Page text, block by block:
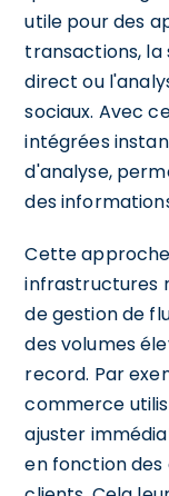
utile pour des
transactions,
direct ou
sociaux. Avec
intégrées
d'analyse,
des
Cette
infrastructures
de gestion de
des volumes
record. Par
commerce
ajuster
en fonction